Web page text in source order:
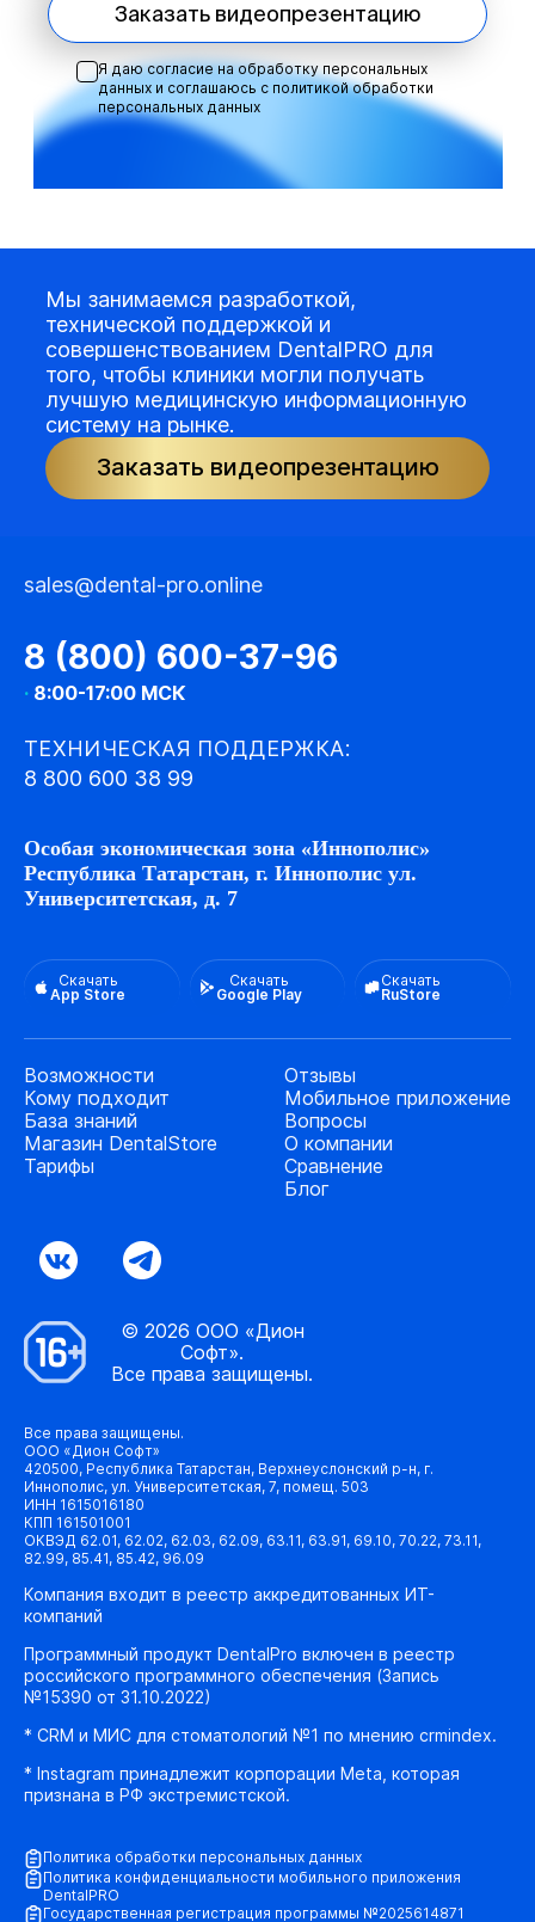
Заказать видеопрезентацию
Я даю согласие на обработку персональных
данных и соглашаюсь с политикой обработки
персональных данных
Мы занимаемся разработкой,
технической поддержкой и
совершенствованием DentalPRO для
того, чтобы клиники могли получать
лучшую медицинскую информационную
систему на рынке.
Заказать видеопрезентацию
sales@dental-pro.online
8 (800) 600-37-96
· 8:00-17:00 МСК
ТЕХНИЧЕСКАЯ ПОДДЕРЖКА:
8 800 600 38 99
Особая экономическая зона «Иннополис»
Республика Татарстан, г. Иннополис ул.
Университетская, д. 7
Скачать
App Store
Скачать
Google Play
Скачать
RuStore
Возможности
Кому подходит
База знаний
Магазин DentalStore
Тарифы
Отзывы
Мобильное приложение
Вопросы
О компании
Сравнение
Блог
© 2026 ООО «Дион
Софт».
Все права защищены.
Все права защищены.
ООО «Дион Софт»
420500, Республика Татарстан, Верхнеуслонский р-н, г.
Иннополис, ул. Университетская, 7, помещ. 503
ИНН 1615016180
КПП 161501001
ОКВЭД 62.01, 62.02, 62.03, 62.09, 63.11, 63.91, 69.10, 70.22, 73.11,
82.99, 85.41, 85.42, 96.09
Компания входит в реестр аккредитованных ИТ-
компаний
Программный продукт DentalPro включен в реестр
российского программного обеспечения (Запись
№15390 от 31.10.2022)
* CRM и МИС для стоматологий №1 по мнению crmindex.
* Instagram принадлежит корпорации Meta, которая
признана в РФ экстремистской.
Политика обработки персональных данных
Политика конфиденциальности мобильного приложения
DentalPRO
Государственная регистрация программы №2025614871